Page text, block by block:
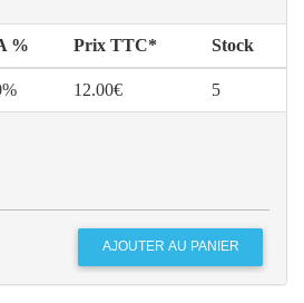
% Prix TTC* Stock
12.00€ 5